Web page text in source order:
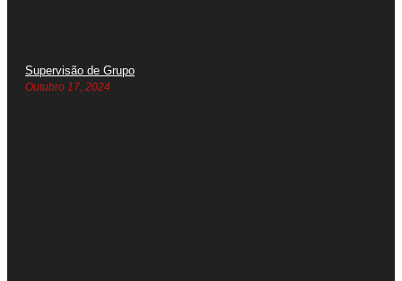
Supervisão de Grupo
Outubro 17, 2024